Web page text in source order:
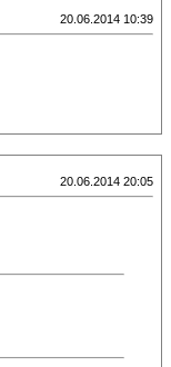
20.06.2014 10:39
20.06.2014 20:05